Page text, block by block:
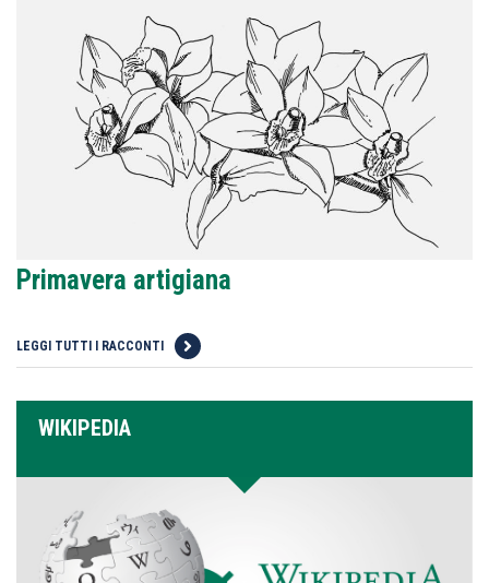
Primavera artigiana
LEGGI TUTTI I RACCONTI
WIKIPEDIA